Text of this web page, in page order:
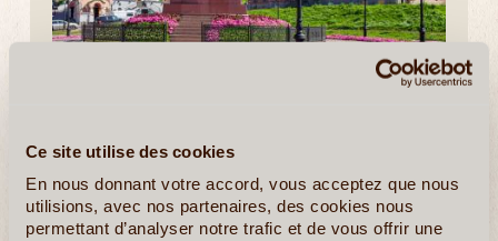
Ce site utilise des cookies
En nous donnant votre accord, vous acceptez que nous
utilisions, avec nos partenaires, des cookies nous
permettant d’analyser notre trafic et de vous offrir une
©
qui, à différents moments, ont occupé la place centrale dans
sa longue histoire. Nous vous familiariserons avec (...)